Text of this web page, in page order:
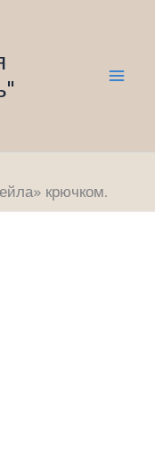
крючком.